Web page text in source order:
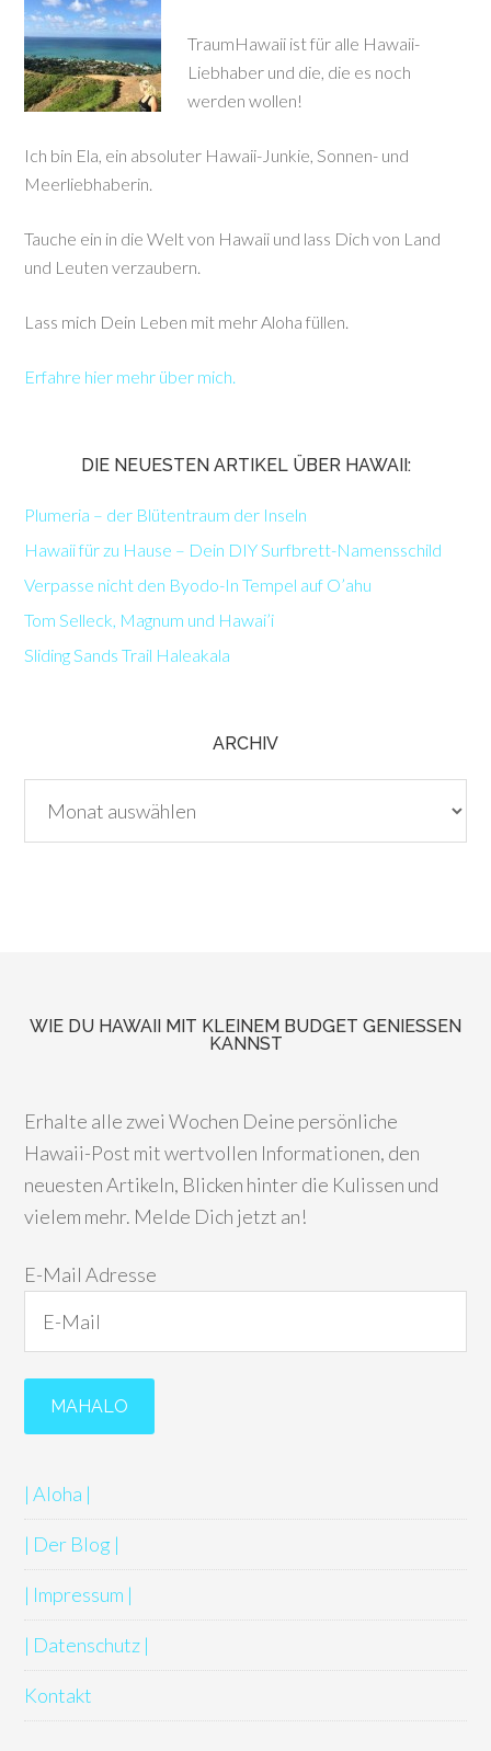
TraumHawaii ist für alle Hawaii-
Liebhaber und die, die es noch
werden wollen!
Ich bin Ela, ein absoluter Hawaii-Junkie, Sonnen- und
Meerliebhaberin.
Tauche ein in die Welt von Hawaii und lass Dich von Land
und Leuten verzaubern.
Lass mich Dein Leben mit mehr Aloha füllen.
Erfahre hier mehr über mich.
DIE NEUESTEN ARTIKEL ÜBER HAWAII:
Plumeria – der Blütentraum der Inseln
Hawaii für zu Hause – Dein DIY Surfbrett-Namensschild
Verpasse nicht den Byodo-In Tempel auf O’ahu
Tom Selleck, Magnum und Hawai’i
Sliding Sands Trail Haleakala
ARCHIV
WIE DU HAWAII MIT KLEINEM BUDGET GENIESSEN K
ANNST
Erhalte alle zwei Wochen Deine persönliche
Hawaii-Post mit wertvollen Informationen, den
neuesten Artikeln, Blicken hinter die Kulissen und
vielem mehr. Melde Dich jetzt an!
E-Mail Adresse
| Aloha |
| Der Blog |
| Impressum |
| Datenschutz |
Kontakt